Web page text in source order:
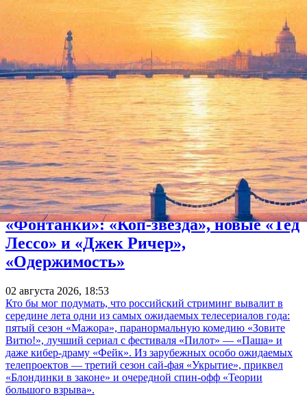
15 телесериалов августа — выбор
«Фонтанки»: «Коп-звезда», новые «Тед
Лессо» и «Джек Ричер»,
«Одержимость»
02 августа 2026, 18:53
Кто бы мог подумать, что российский стриминг вывалит в
середине лета одни из самых ожидаемых телесериалов года:
пятый сезон «Мажора», паранормальную комедию «Зовите
Витю!», лучший сериал с фестиваля «Пилот» — «Паша» и
даже кибер-драму «Фейк». Из зарубежных особо ожидаемых
телепроектов — третий сезон сай-фая «Укрытие», приквел
«Блондинки в законе» и очередной спин-офф «Теории
большого взрыва».